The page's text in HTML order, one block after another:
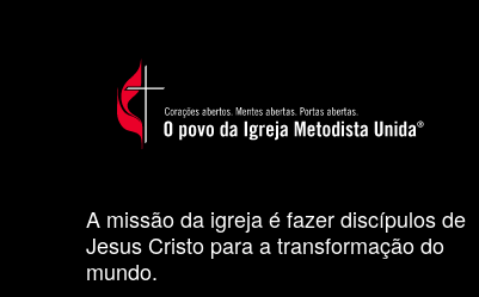
A missão da igreja é fazer discípulos de
Jesus Cristo para a transformação do
mundo.